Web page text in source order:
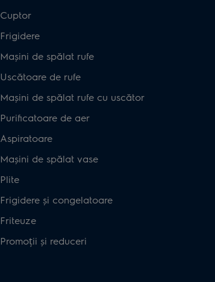
Cuptor
Frigidere
Mașini de spălat rufe
Uscătoare de rufe
Mașini de spălat rufe cu uscător
Purificatoare de aer
Aspiratoare
Mașini de spălat vase
Plite
Frigidere și congelatoare
Friteuze
Promoții și reduceri